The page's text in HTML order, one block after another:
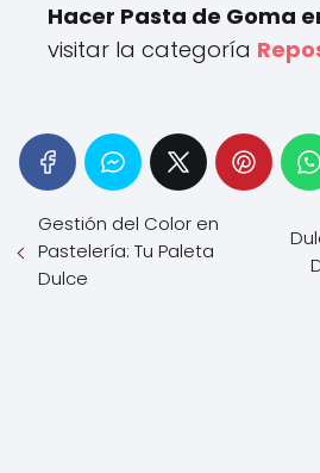
Hacer Pasta de Goma
visitar la categoría
Gestión del Color en
Pastelería: Tu Paleta
Dulce